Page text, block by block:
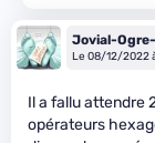
Jovial-
Le 08/12/2022
Il a fallu attendre
opérateurs